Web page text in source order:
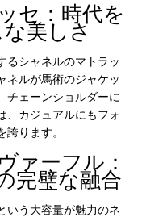
セ：時代を
美しさ
るシャネルのマトラッ
ネルが馬術のジャケッ
チェーンショルダーに
、カジュアルにもフォ
ります。
ァーフル：
完璧な融合
いう大容量が魅力のネ